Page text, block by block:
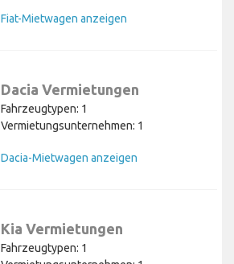
Fiat-Mietwagen anzeigen
Dacia Vermietungen
Fahrzeugtypen: 1
Vermietungsunternehmen: 1
Dacia-Mietwagen anzeigen
Kia Vermietungen
Fahrzeugtypen: 1